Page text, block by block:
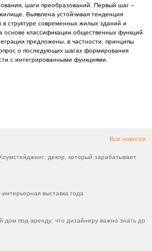
Все новости
декор, который зарабатывает
выставка года
под аренду: что дизайнеру важно знать до
шаги преобразований. Первый шаг –
Выявлена устойчивая тенденция
структуре современных жилых зданий и
основе классификации общественных функций
предложены, в частности, принципы
о последующих шагах формирования
с интегрированными функциями.